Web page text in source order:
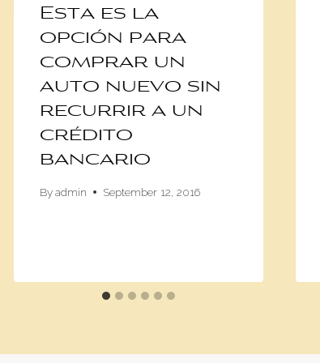
Esta es la
opción para
comprar un
auto nuevo sin
recurrir a un
crédito
bancario
By admin September 12, 2016